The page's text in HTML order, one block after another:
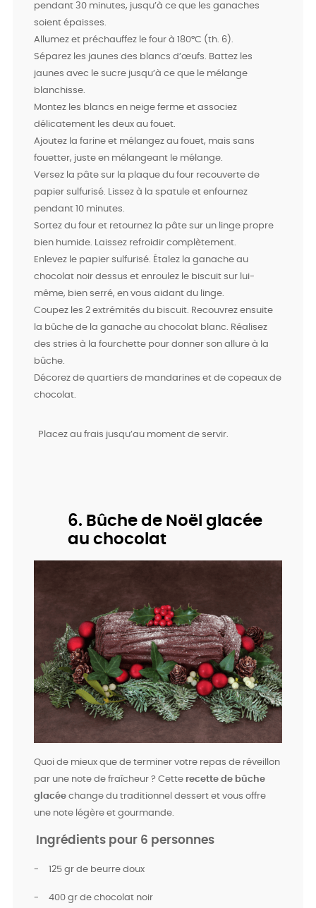
pendant 30 minutes, jusqu’à ce que les ganaches
soient épaisses.
Allumez et préchauffez le four à 180°C (th. 6).
Séparez les jaunes des blancs d’œufs. Battez les
jaunes avec le sucre jusqu’à ce que le mélange
blanchisse.
Montez les blancs en neige ferme et associez
délicatement les deux au fouet.
Ajoutez la farine et mélangez au fouet, mais sans
fouetter, juste en mélangeant le mélange.
Versez la pâte sur la plaque du four recouverte de
papier sulfurisé. Lissez à la spatule et enfournez
pendant 10 minutes.
Sortez du four et retournez la pâte sur un linge propre
bien humide. Laissez refroidir complètement.
Enlevez le papier sulfurisé. Étalez la ganache au
chocolat noir dessus et enroulez le biscuit sur lui-
même, bien serré, en vous aidant du linge.
Coupez les 2 extrémités du biscuit. Recouvrez ensuite
la bûche de la ganache au chocolat blanc. Réalisez
des stries à la fourchette pour donner son allure à la
bûche.
Décorez de quartiers de mandarines et de copeaux de
chocolat.
Placez au frais jusqu’au moment de servir.
6. Bûche de Noël glacée
au chocolat
Quoi de mieux que de terminer votre repas de réveillon
par une note de fraîcheur ? Cette recette de bûche
glacée change du traditionnel dessert et vous offre
une note légère et gourmande.
Ingrédients pour 6 personnes
- 125 gr de beurre doux
- 400 gr de chocolat noir